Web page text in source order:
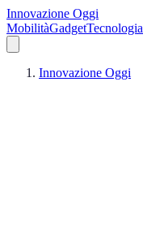
Innovazione Oggi
MobilitàGadgetTecnologia
Innovazione Oggi